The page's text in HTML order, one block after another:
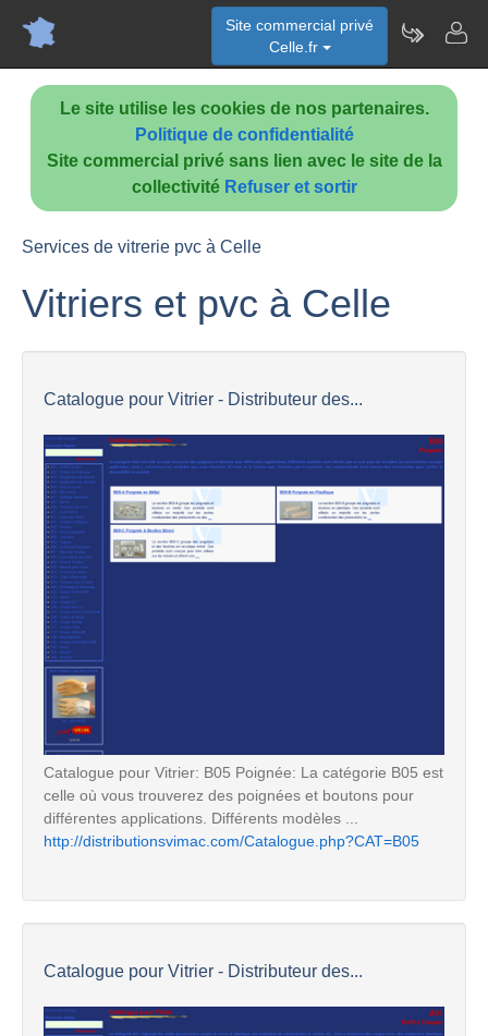
Le site utilise les cookies de nos partenaires.
Politique de confidentialité
Site commercial privé sans lien avec le site de la
collectivité Refuser et sortir
Site commercial privé
Celle.fr
Services de vitrerie pvc à Celle
Vitriers et pvc à Celle
Catalogue pour Vitrier - Distributeur des...
Catalogue pour Vitrier: B05 Poignée: La catégorie B05 est
celle où vous trouverez des poignées et boutons pour
différentes applications. Différents modèles ...
http://distributionsvimac.com/Catalogue.php?CAT=B05
Catalogue pour Vitrier - Distributeur des...